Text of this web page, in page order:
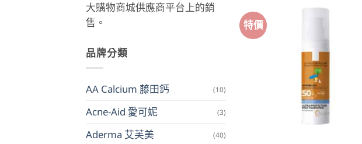
大購物商城供應商平台上的銷
售。
品牌分類
AA Calcium 藤田鈣 (10)
Acne-Aid 愛可妮 (3)
Aderma 艾芙美 (40)
特價